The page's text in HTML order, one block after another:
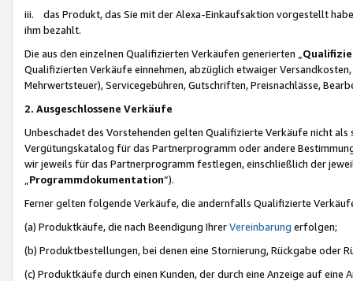
iii. das Produkt, das Sie mit der Alexa-Einkaufsaktion vorgestellt
ihm bezahlt.
Die aus den einzelnen Qualifizierten Verkäufen generierten „
Qualifizierten Verkäufe einnehmen, abzüglich etwaiger
Mehrwertsteuer), Servicegebühren, Gutschriften, Preisnachlässe,
2. Ausgeschlossene Verkäufe
Unbeschadet des Vorstehenden gelten Qualifizierte Verkäufe nicht
Vergütungskatalog für das Partnerprogramm oder andere
wir jeweils für das Partnerprogramm festlegen, einschließlich der
Programmdokumentation“).
Ferner gelten folgende Verkäufe, die andernfalls Qualifizierte
(a) Produktkäufe, die nach Beendigung IhrerVereinbarung erfolgen;
(b) Produktbestellungen, bei denen eine Stornierung, Rückgabe oder
(c) Produktkäufe durch einen Kunden, der durch eine Anzeige auf